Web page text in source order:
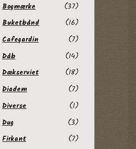
Bogmærke
(37)
Buketbånd
(16)
Cafegardin
(7)
Dåb
(14)
Dækserviet
(18)
Diadem
(7)
Diverse
(1)
Dug
(3)
Firkant
(7)